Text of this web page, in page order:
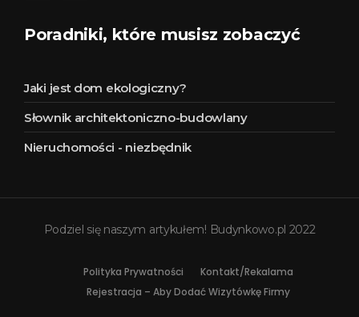
Poradniki, które musisz zobaczyć
Jaki jest dom ekologiczny?
Słownik architektoniczno-budowlany
Nieruchomości - niezbędnik
Podziel się naszym artykułem! Budynkowo.pl 2022
Polityka Prywatności
Kontakt/Rekalama
Rejestracja – Aby Dodać Wizytówkę Firmy